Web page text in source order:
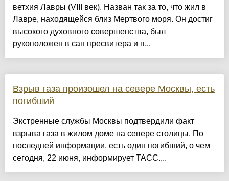
ветхия Лавры (VIII век). Назван так за то, что жил в
Лавре, находящейся близ Мертвого моря. Он достиг
высокого духовного совершенства, был
рукоположен в сан пресвитера и п...
Взрыв газа произошел на севере Москвы, есть
погибший
Экстренные службы Москвы подтвердили факт
взрыва газа в жилом доме на севере столицы. По
последней информации, есть один погибший, о чем
сегодня, 22 июня, информирует ТАСС....